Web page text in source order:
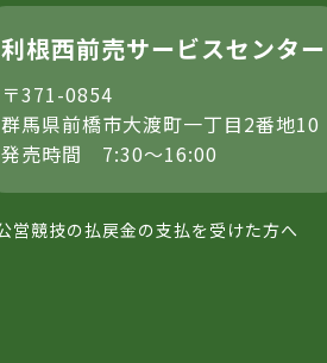
利根西前売サービスセンター
〒371-0854
群馬県前橋市大渡町一丁目2番地10
発売時間 7:30～16:00
営競技の払戻金の支払を受けた方へ